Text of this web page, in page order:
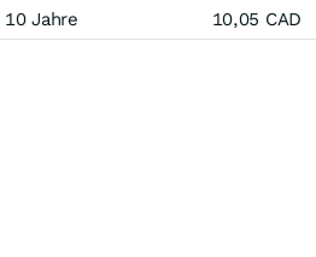
10 Jahre
10,05 CAD